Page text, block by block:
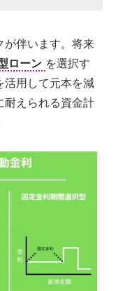
が伴います。将来
ローン を選択す
活用して元本を減
耐えられる資金計